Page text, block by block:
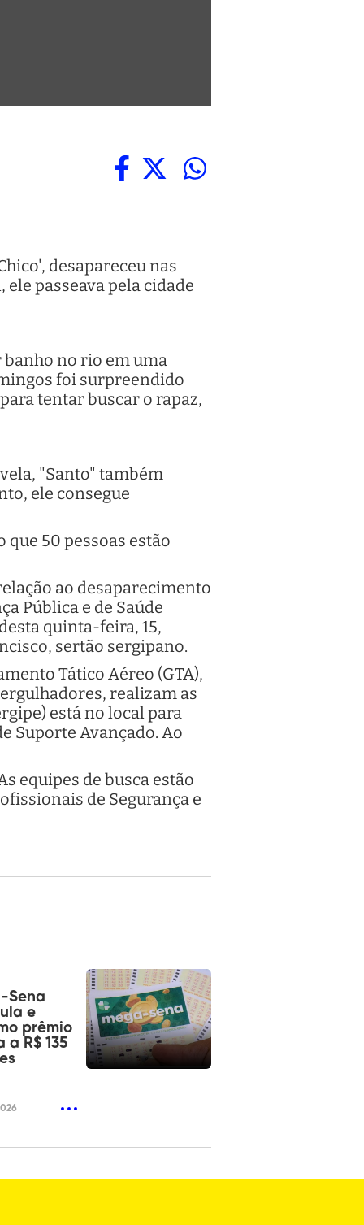
desapareceu nas
passeava pela cidade
no rio em uma
foi surpreendido
tentar buscar o rapaz,
"Santo" também
ele consegue
50 pessoas estão
ao desaparecimento
Pública e de Saúde
quinta-feira, 15,
sertão sergipano.
Tático Aéreo (GTA),
realizam as
está no local para
Suporte Avançado. Ao
equipes de busca estão
de Segurança e
Sena
e
prêmio
a R$ 135